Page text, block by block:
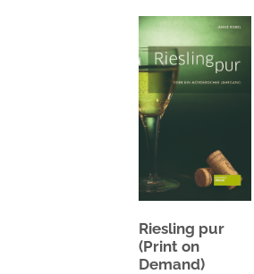
Riesling pur
(Print on
Demand)